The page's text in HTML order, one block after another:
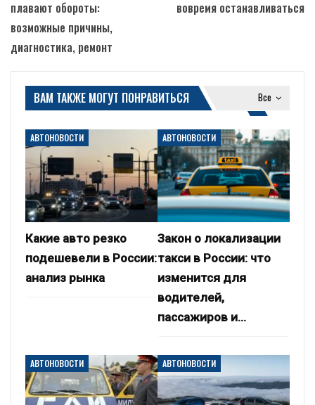
плавают обороты:
возможные причины,
диагностика, ремонт
вовремя останавливаться
Все
ВАМ ТАКЖЕ МОГУТ ПОНРАВИТЬСЯ
АВТОНОВОСТИ
Какие авто резко
подешевели в России:
анализ рынка
АВТОНОВОСТИ
Закон о локализации
такси в России: что
изменится для
водителей,
пассажиров и…
АВТОНОВОСТИ АВТОНОВОСТИ